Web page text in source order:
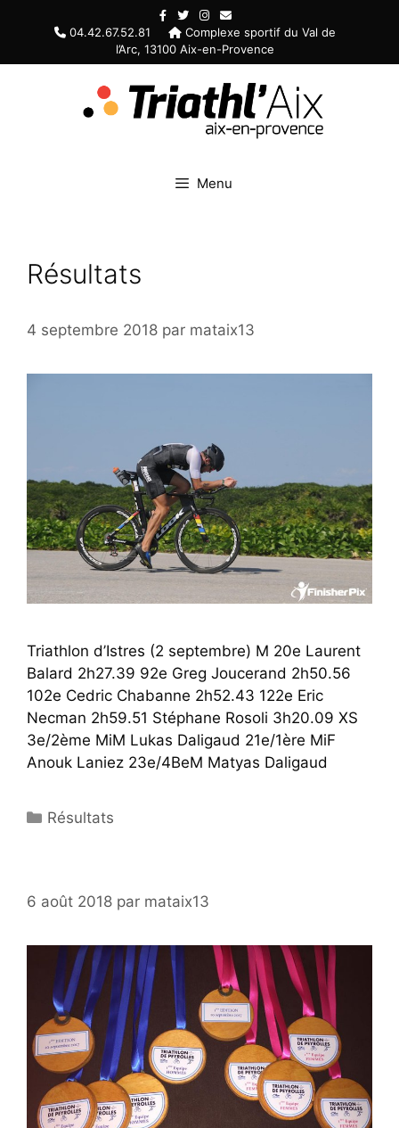
04.42.67.52.81
Complexe sportif du Val de
l’Arc, 13100 Aix-en-Provence
Menu
Résultats
4 septembre 2018 par mataix13
Triathlon d’Istres (2 septembre) M 20e Laurent
Balard 2h27.39 92e Greg Joucerand 2h50.56
102e Cedric Chabanne 2h52.43 122e Eric
Necman 2h59.51 Stéphane Rosoli 3h20.09 XS
3e/2ème MiM Lukas Daligaud 21e/1ère MiF
Anouk Laniez 23e/4BeM Matyas Daligaud
Catégories
Résultats
6 août 2018 par mataix13